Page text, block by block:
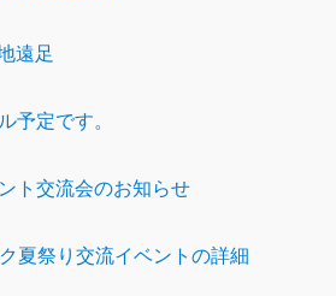
遠足
予定です。
ト交流会のお知らせ
夏祭り交流イベントの詳細